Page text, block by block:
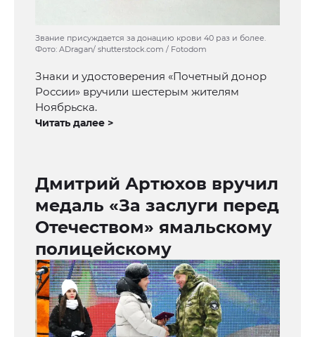
Звание присуждается за донацию крови 40 раз и более.
Фото: ADragan/ shutterstock.com / Fotodom
Знаки и удостоверения «Почетный донор
России» вручили шестерым жителям
Ноябрьска.
Читать далее >
Дмитрий Артюхов вручил
медаль «За заслуги перед
Отечеством» ямальскому
полицейскому